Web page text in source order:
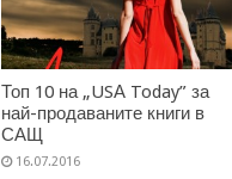
Топ 10 на „USА Today” за
най-продаваните книги в
САЩ
16.07.2016